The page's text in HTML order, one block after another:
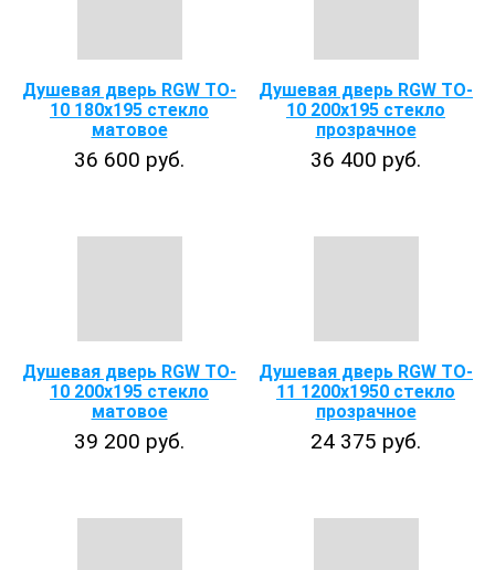
Душевая дверь RGW TO-
10 180х195 стекло
матовое
36 600 руб.
Душевая дверь RGW TO-
10 200х195 стекло
прозрачное
36 400 руб.
Душевая дверь RGW TO-
10 200х195 стекло
матовое
39 200 руб.
Душевая дверь RGW TO-
11 1200x1950 стекло
прозрачное
24 375 руб.